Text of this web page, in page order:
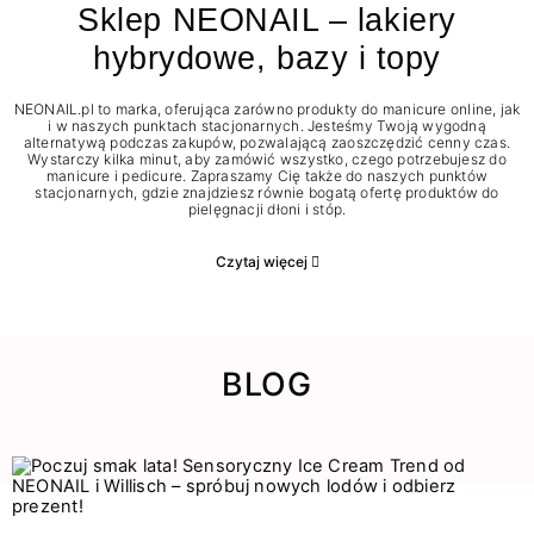
Sklep NEONAIL – lakiery
hybrydowe, bazy i topy
NEONAIL.pl to marka, oferująca zarówno produkty do manicure online, jak
i w naszych punktach stacjonarnych. Jesteśmy Twoją wygodną
alternatywą podczas zakupów, pozwalającą zaoszczędzić cenny czas.
Wystarczy kilka minut, aby zamówić wszystko, czego potrzebujesz do
manicure i pedicure. Zapraszamy Cię także do naszych punktów
stacjonarnych, gdzie znajdziesz równie bogatą ofertę produktów do
pielęgnacji dłoni i stóp.
Czytaj więcej
BLOG